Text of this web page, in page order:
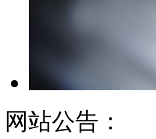
网站公告：